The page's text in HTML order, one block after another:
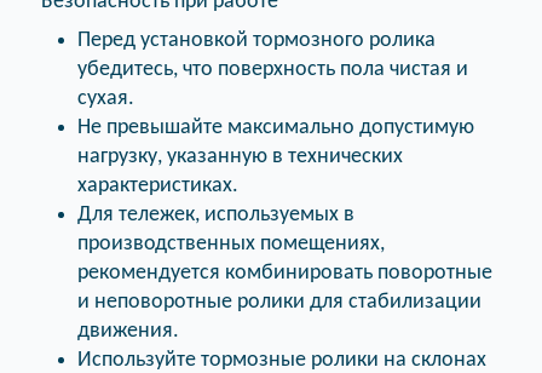
Перед установкой тормозного ролика
убедитесь, что поверхность пола чистая и
сухая.
Не превышайте максимально допустимую
нагрузку, указанную в технических
характеристиках.
Для тележек, используемых в
производственных помещениях,
рекомендуется комбинировать поворотные
и неповоротные ролики для стабилизации
движения.
Используйте тормозные ролики на склонах